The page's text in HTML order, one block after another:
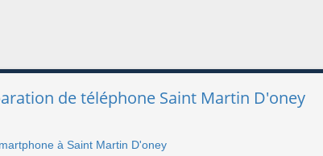
de téléphone Saint Martin D'oney
à Saint Martin D'oney